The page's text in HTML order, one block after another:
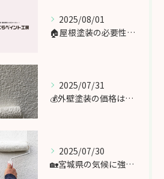
2025/08/01
🏠屋根塗装の必要性と費用相場｜宮城県の住宅に最適な塗料とは？
2025/07/31
💰外壁塗装の価格はどれくらい？相場と内訳を徹底解説【宮城県対応】
2025/07/30
🏡宮城県の気候に強い！外壁塗装「20年持つ」を実現するポイント